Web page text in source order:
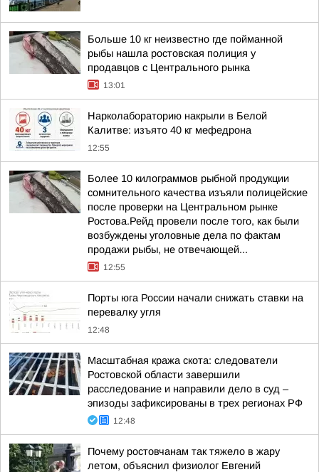
Больше 10 кг неизвестно где пойманной
рыбы нашла ростовская полиция у
продавцов с Центрального рынка
13:01
Нарколабораторию накрыли в Белой
Калитве: изъято 40 кг мефедрона
12:55
Более 10 килограммов рыбной продукции
сомнительного качества изъяли полицейские
после проверки на Центральном рынке
Ростова.Рейд провели после того, как были
возбуждены уголовные дела по фактам
продажи рыбы, не отвечающей...
12:55
Порты юга России начали снижать ставки на
перевалку угля
12:48
Масштабная кража скота: следователи
Ростовской области завершили
расследование и направили дело в суд –
эпизоды зафиксированы в трех регионах РФ
12:48
Почему ростовчанам так тяжело в жару
летом, объяснил физиолог Евгений